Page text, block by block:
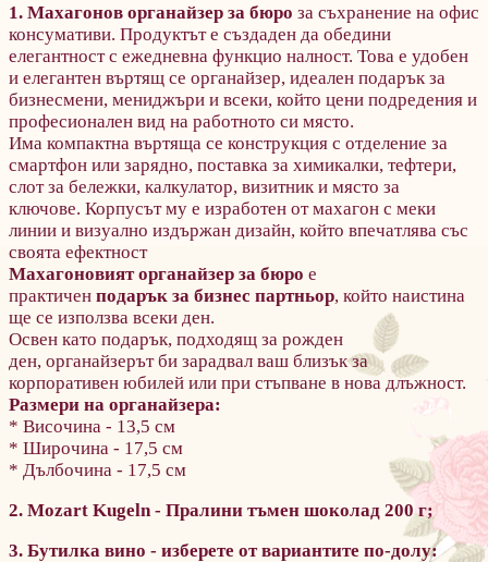
1. Махагонов органайзер за бюро за съхранение на офис
консумативи. Продуктът е създаден да обедини
елегантност с ежедневна функцио налност. Това е удобен
и елегантен въртящ се органайзер, идеален подарък за
бизнесмени, мениджъри и всеки, който цени подредения и
професионален вид на работното си място.
Има компактна въртяща се конструкция с отделение за
смартфон или зарядно, поставка за химикалки, тефтери,
слот за бележки, калкулатор, визитник и място за
ключове. Корпусът му е изработен от махагон с меки
линии и визуално издържан дизайн, който впечатлява със
своята ефектност
Махагоновият органайзер за бюро е
практичен подарък за бизнес партньор, който наистина
ще се използва всеки ден.
Освен като подарък, подходящ за рожден
ден, органайзерът би зарадвал ваш близък за
корпоративен юбилей или при стъпване в нова длъжност.
Размери на органайзера:
* Височина - 13,5 см
* Широчина - 17,5 см
* Дълбочина - 17,5 см
2. Mozart Kugeln - Пралини тъмен шоколад 200 г;
3. Бутилка вино - изберете от вариантите по-долу: